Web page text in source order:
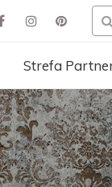
Strefa